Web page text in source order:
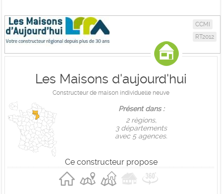
CCMI
RT2012
Les Maisons d'aujourd'hui
Constructeur de maison individuelle neuve
Présent dans :
2 règions,
3 départements
avec 5 agences.
Ce constructeur propose